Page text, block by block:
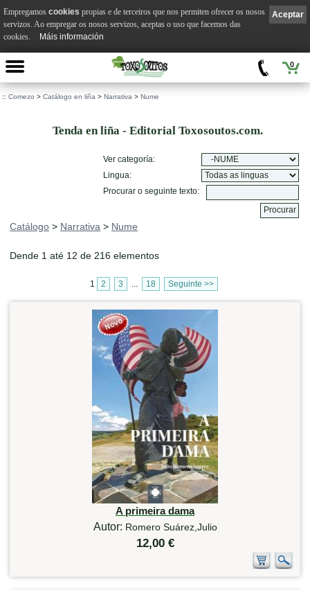
0
:: Comezo > Catálogo en liña > Narrativa > Nume
Tenda en liña - Editorial Toxosoutos.com.
Ver categoría:
Lingua:
Procurar o seguinte texto:
Catálogo > Narrativa > Nume
Dende 1 até 12 de 216 elementos
1 2 3 ... 18 Seguinte >>
A primeira dama
Autor: Romero Suárez,Julio
12,00 €
Aceptar
Empregamos cookies propias e de terceiros que nos permiten ofrecer os nosos
servizos. Ao empregar os nosos servizos, aceptas o uso que facemos das
cookies.
Máis información